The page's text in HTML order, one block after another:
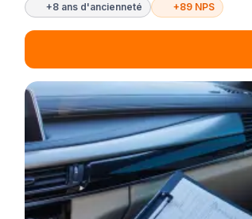
+8 ans d'ancienneté +89 NPS